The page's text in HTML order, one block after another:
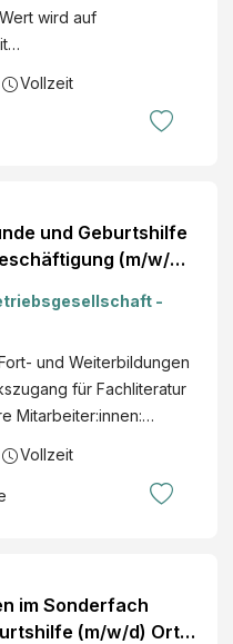
wird auf
Vollzeit
und Geburtshilfe
(m/w/d)
-
und Weiterbildungen
für Fachliteratur
Mitarbeiter:innen:…
Vollzeit
im Sonderfach
(m/w/d) Ort